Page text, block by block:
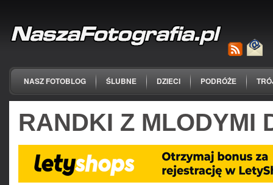
NASZ FOTOBLOG ŚLUBNE DZIECI PODRÓŻE
RANDKI Z MLODYMI